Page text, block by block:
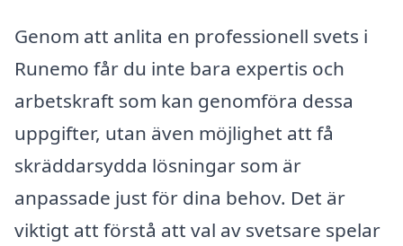
Genom att anlita en professionell svets i
Runemo får du inte bara expertis och
arbetskraft som kan genomföra dessa
uppgifter, utan även möjlighet att få
skräddarsydda lösningar som är
anpassade just för dina behov. Det är
viktigt att förstå att val av svetsare spelar